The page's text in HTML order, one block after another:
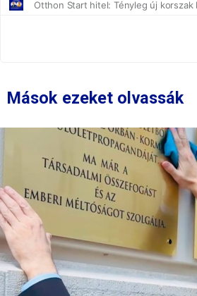
Mások ezeket olvassák